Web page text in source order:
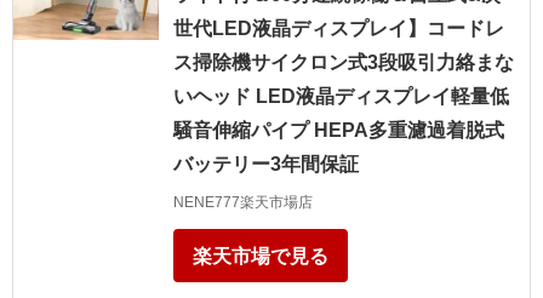
世代LED液晶ディスプレイ】コードレ
ス掃除機サイクロン式3段吸引力絡まな
いヘッド LED液晶ディスプレイ軽量低
騒音伸縮パイプ HEPA多重濾過着脱式
バッテリー3年間保証
NENE777楽天市場店
楽天市場で見る